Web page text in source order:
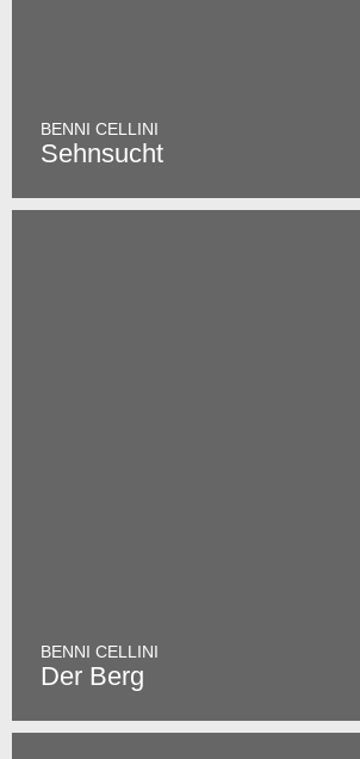
BENNI CELLINI
Sehnsucht
BENNI CELLINI
Der Berg